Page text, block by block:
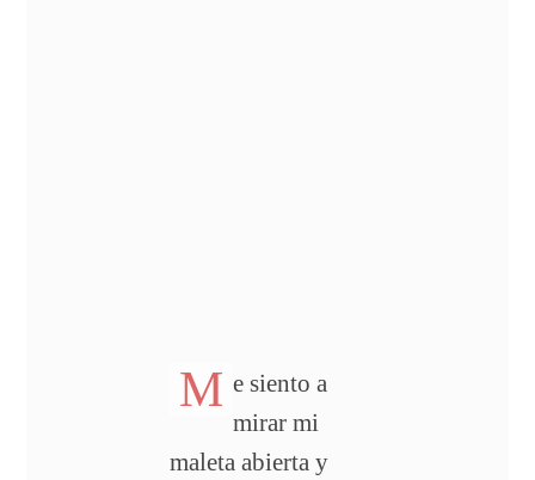
M e siento a
mirar mi
maleta abierta y